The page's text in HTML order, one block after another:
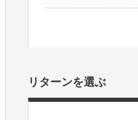
リターンを選ぶ